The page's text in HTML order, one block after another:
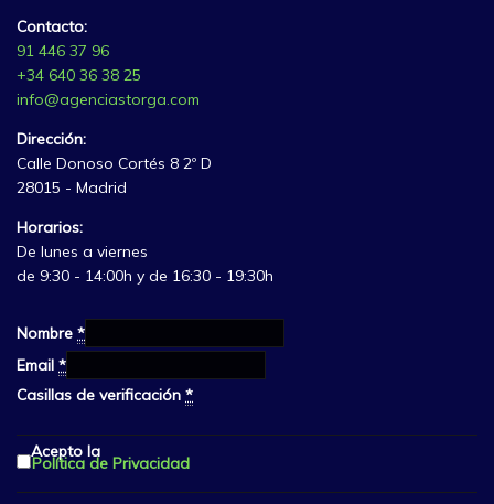
Contacto:
91 446 37 96
+34 640 36 38 25
info@agenciastorga.com
Dirección:
Calle Donoso Cortés 8 2º D
28015 - Madrid
Horarios:
De lunes a viernes
de 9:30 - 14:00h y de 16:30 - 19:30h
Nombre *
Email *
Casillas de verificación *
Acepto la
Política de Privacidad